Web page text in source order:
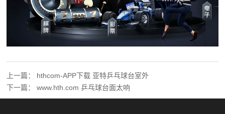
上一篇： hthcom-APP下载 亚特乒乓球台室外
下一篇：www.hth.com 乒乓球台面太响